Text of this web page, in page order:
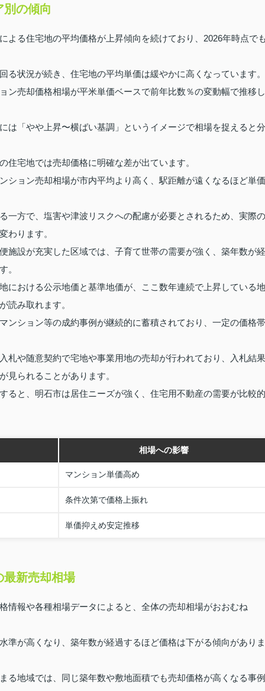
の傾向
よる住宅地の平均価格が上昇傾向を続けており、2026年時点で
る状況が続き、住宅地の平均単価は緩やかに高くなっています。
ン売却価格相場が平米単価ベースで前年比数％の変動幅で推移し
は「やや上昇〜横ばい基調」というイメージで相場を捉えると分
宅地では売却価格に明確な差が出ています。
ション売却相場が市内平均より高く、駅距離が遠くなるほど単価
一方で、塩害や津波リスクへの配慮が必要とされるため、実際の
わります。
施設が充実した区域では、子育て世帯の需要が強く、築年数が経
。
における公示地価と基準地価が、ここ数年連続で上昇している地
読み取れます。
ンション等の成約事例が継続的に蓄積されており、一定の価格帯
札や随意契約で宅地や事業用地の売却が行われており、入札結果
見られることがあります。
ると、明石市は居住ニーズが強く、住宅用不動産の需要が比較的
相場への影響
マンション単価高め
条件次第で価格上振れ
単価抑えめ安定推移
最新売却相場
情報や各種相場データによると、全体の売却相場がおおむね
準が高くなり、築年数が経過するほど価格は下がる傾向がありま
る地域では、同じ築年数や敷地面積でも売却価格が高くなる事例